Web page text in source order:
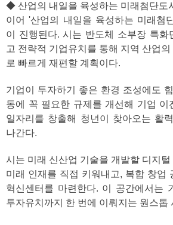
◆ 산업의 내일을 육성하는 미래첨단도
이어 '산업의 내일을 육성하는 미래첨
이 진행된다. 시는 반도체 소부장 특화
고 전략적 기업유치를 통해 지역 산업
로 빠르게 재편할 계획이다.
기업이 투자하기 좋은 환경 조성에도
동에 꼭 필요한 규제를 개선해 기업 이
일자리를 창출해 청년이 찾아오는 활
나간다.
시는 미래 신산업 기술을 개발할 디지
미래 인재를 직접 키워내고, 복합 창업
혁신센터를 마련한다. 이 공간에서는
투자유치까지 한 번에 이뤄지는 원스톱